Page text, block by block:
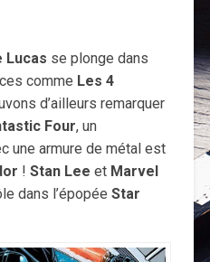
Lucas se plonge dans
comme Les 4
d’ailleurs remarquer
Four, un
une armure de métal est
! Stan Lee et Marvel
dans l’épopée Star